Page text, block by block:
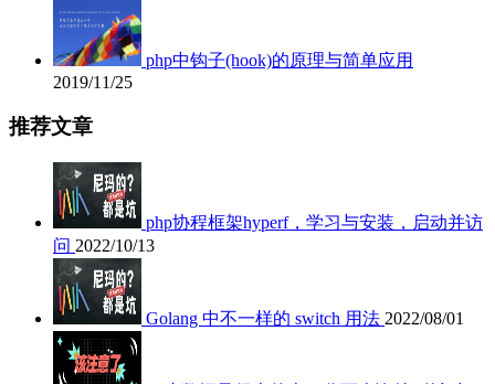
php中钩子(hook)的原理与简单应用
2019/11/25
推荐文章
php协程框架hyperf，学习与安装，启动并访
问 2022/10/13
Golang 中不一样的 switch 用法 2022/08/01